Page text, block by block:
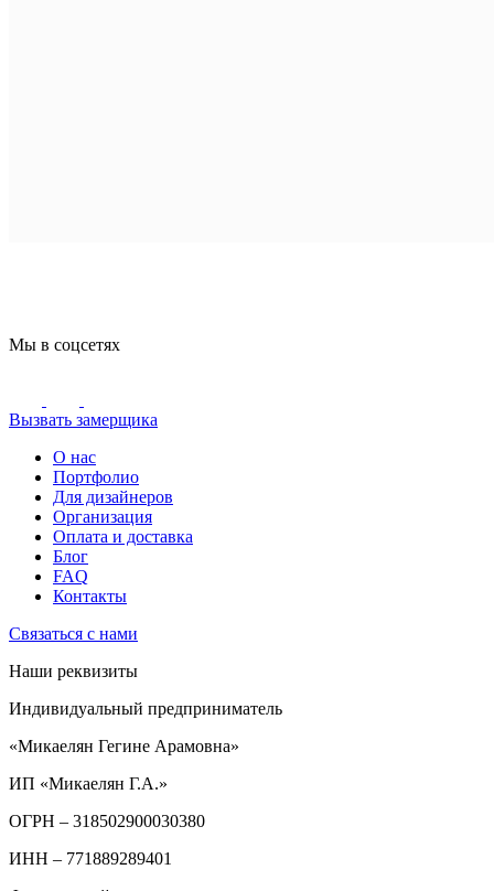
Мы в соцсетях
Вызвать замерщика
О нас
Портфолио
Для дизайнеров
Организация
Оплата и доставка
Блог
FAQ
Контакты
Связаться с нами
Наши реквизиты
Индивидуальный предприниматель
«Микаелян Гегине Арамовна»
ИП «Микаелян Г.А.»
ОГРН – 318502900030380
ИНН – 771889289401